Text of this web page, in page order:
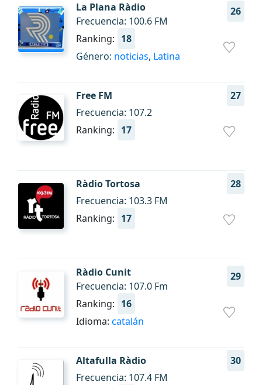
La Plana Ràdio 26
Frecuencia: 100.6 FM
Ranking: 18
Género: noticias, Latina
Free FM
27
Frecuencia: 107.2
Ranking: 17
Ràdio Tortosa
28
Frecuencia: 103.3 FM
Ranking: 17
Ràdio Cunit 29
Frecuencia: 107.0 Fm
Ranking: 16
Idioma: catalán
Altafulla Ràdio
30
Frecuencia: 107.4 FM